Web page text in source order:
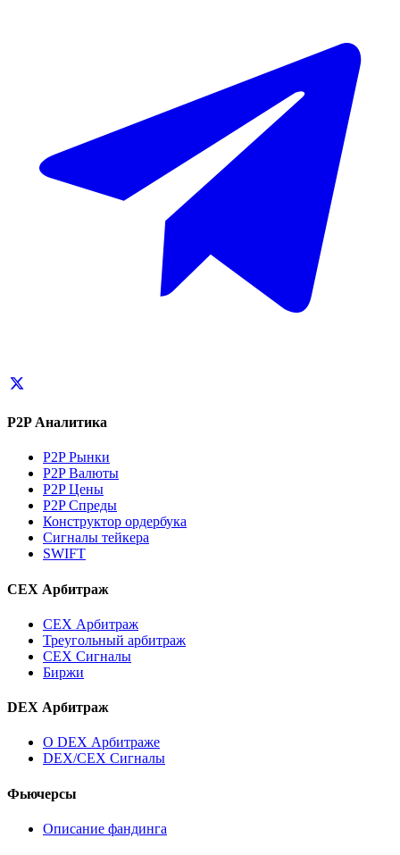
P2P Аналитика
P2P Рынки
P2P Валюты
P2P Цены
P2P Спреды
Конструктор ордербука
Сигналы тейкера
SWIFT
CEX Арбитраж
CEX Арбитраж
Треугольный арбитраж
CEX Сигналы
Биржи
DEX Арбитраж
О DEX Арбитраже
DEX/CEX Сигналы
Фьючерсы
Описание фандинга